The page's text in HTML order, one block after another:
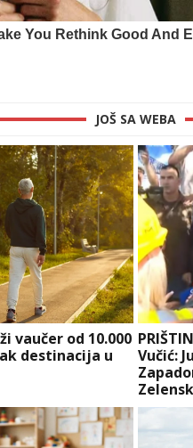
JOŠ SA WEBA
vaučer od 10.000
destinacija u
Vučić: